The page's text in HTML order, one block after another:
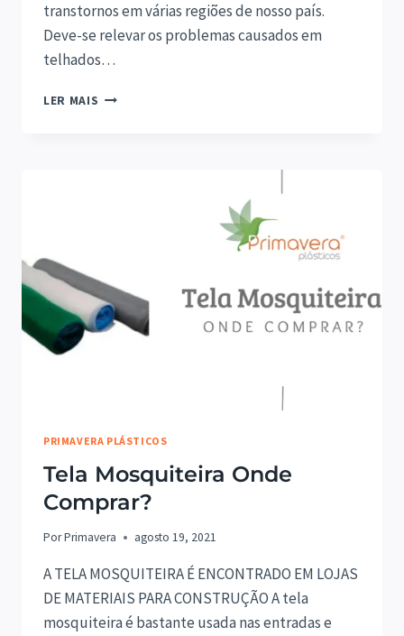
transtornos em várias regiões de nosso país.
Deve-se relevar os problemas causados em
telhados…
LER MAIS LONA
PRIMAVERA PLÁSTICOS
Tela Mosquiteira Onde
Comprar?
PorPrimavera agosto 19, 2021
A TELA MOSQUITEIRA É ENCONTRADO EM LOJAS
DE MATERIAIS PARA CONSTRUÇÃO A tela
mosquiteira é bastante usada nas entradas e